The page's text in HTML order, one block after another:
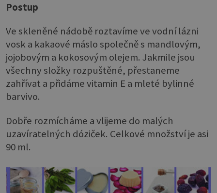
Postup
Ve skleněné nádobě roztavíme ve vodní lázni
vosk a kakaové máslo společně s mandlovým,
jojobovým a kokosovým olejem. Jakmile jsou
všechny složky rozpuštěné, přestaneme
zahřívat a přidáme vitamin E a mleté bylinné
barvivo.
Dobře rozmícháme a vlijeme do malých
uzavíratelných dóziček. Celkové množství je asi
90 ml.